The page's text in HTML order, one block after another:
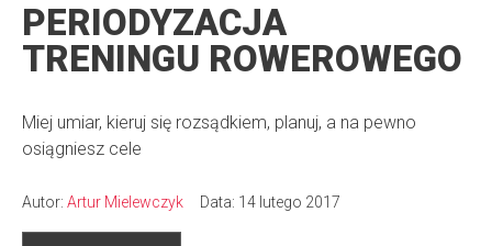
PERIODYZACJA
TRENINGU ROWEROWEGO
Miej umiar, kieruj się rozsądkiem, planuj, a na pewno
osiągniesz cele
Autor: Artur Mielewczyk Data: 14 lutego 2017